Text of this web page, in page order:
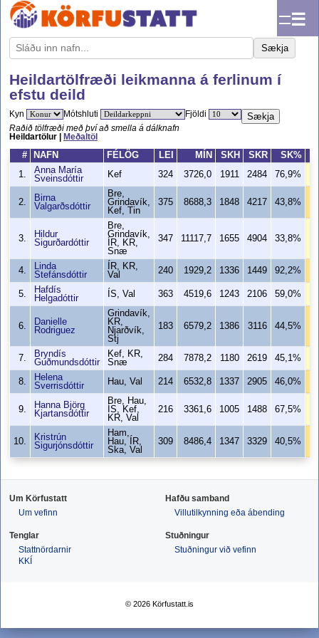
☰
Sækja
Heildartölfræði leikmanna á ferlinum í
efstu deild
Kyn Mótshluti Fjöldi Sækja
Raðið tölfræði með því að smella á dálknafn
Heildartölur |
Meðaltöl
#
NAFN FÉLÖG LEI MÍN SKH SKR SK%
1.
Anna María
Sveinsdóttir
Kef 324 3726,0 1911 2484 76,9%
2.
Birna
Valgarðsdóttir
Bre,
Grindavík,
Kef, Tin
375 8688,3 1848 4217 43,8%
3.
Hildur
Sigurðardóttir
Bre,
Grindavík,
ÍR, KR,
Snæ
347 11117,7 1655 4904 33,8%
4.
Linda
Stefánsdóttir
ÍR, KR,
Val
240 1929,2 1336 1449 92,2%
5.
Hafdís
Helgadóttir
ÍS, Val 363 4519,6 1243 2106 59,0%
6.
Danielle
Rodriguez
Grindavík,
KR,
Njarðvík,
Stj
183 6579,2 1386 3116 44,5%
7.
Bryndís
Guðmundsdóttir
Kef, KR,
Snæ
284 7878,2 1180 2619 45,1%
8.
Helena
Sverrisdóttir
Hau, Val 214 6532,8 1337 2905 46,0%
9.
Hanna Björg
Kjartansdóttir
Bre, Hau,
ÍS, Kef,
KR, Val
216 3361,6 1005 1488 67,5%
10.
Kristrún
Sigurjónsdóttir
Ham,
Hau, ÍR,
Ska, Val
309 8486,4 1347 3329 40,5%
Um Körfustatt
Um vefinn
Hafðu samband
Villutilkynning eða ábending
Tenglar
Stattnördarnir
KKÍ
Stuðningur
Stuðningur við vefinn
© 2026 Körfustatt.is